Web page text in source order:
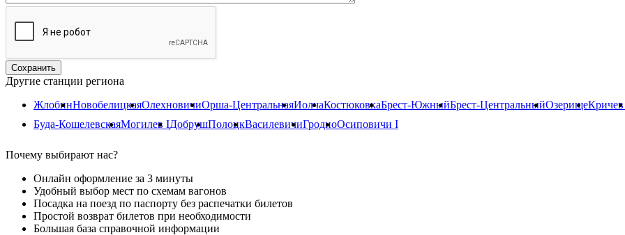
Другие станции региона
ЖлобинНовобелицкаяОлехновичиОрша-ЦентральнаяИолчаКостюковкаБрест-ЮжныйБрест-ЦентральныйОзерище
Буда-КошелевскаяМогилев IДобрушПолоцкВасилевичиГродноОсиповичи I
Почему выбирают нас?
Онлайн оформление за 3 минуты
Удобный выбор мест по схемам вагонов
Посадка на поезд по паспорту без распечатки билетов
Простой возврат билетов при необходимости
Большая база справочной информации